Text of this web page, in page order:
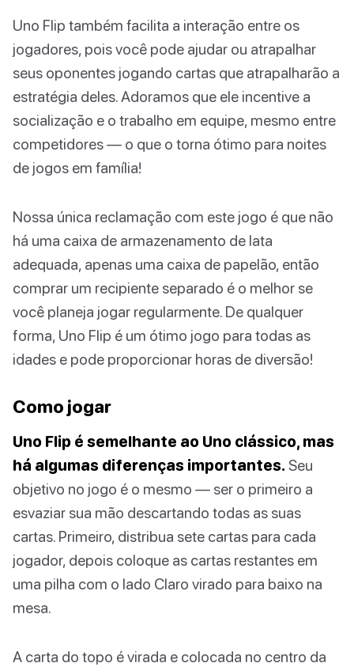
Uno Flip também facilita a interação entre os
jogadores, pois você pode ajudar ou atrapalhar
seus oponentes jogando cartas que atrapalharão a
estratégia deles. Adoramos que ele incentive a
socialização e o trabalho em equipe, mesmo entre
competidores — o que o torna ótimo para noites
de jogos em família!
Nossa única reclamação com este jogo é que não
há uma caixa de armazenamento de lata
adequada, apenas uma caixa de papelão, então
comprar um recipiente separado é o melhor se
você planeja jogar regularmente. De qualquer
forma, Uno Flip é um ótimo jogo para todas as
idades e pode proporcionar horas de diversão!
Como jogar
Uno Flip é semelhante ao Uno clássico, mas
há algumas diferenças importantes. Seu
objetivo no jogo é o mesmo — ser o primeiro a
esvaziar sua mão descartando todas as suas
cartas. Primeiro, distribua sete cartas para cada
jogador, depois coloque as cartas restantes em
uma pilha com o lado Claro virado para baixo na
mesa.
A carta do topo é virada e colocada no centro da